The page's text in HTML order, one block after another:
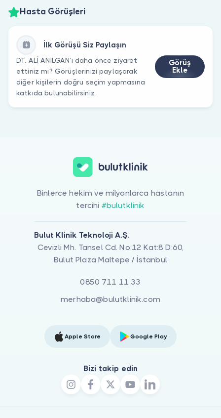
Hasta Görüşleri
İlk Görüşü Siz Paylaşın
DT. ALİ ANILGAN’ı daha önce ziyaret
ettiniz mi? Görüşlerinizi paylaşarak
diğer kişilerin doğru seçim yapmasına
katkıda bulunabilirsiniz.
Görüş
Ekle
Binlerce hekim ve milyonlarca hastanın
tercihi #bulutklinik
Bulut Klinik Teknoloji A.Ş.
Cevizli Mh. Tansel Cd. No:12 Kat:8 D:60,
Bulut Plaza Maltepe / İstanbul
0850 711 11 33
merhaba@bulutklinik.com
Apple Store Google Play
Bizi takip edin